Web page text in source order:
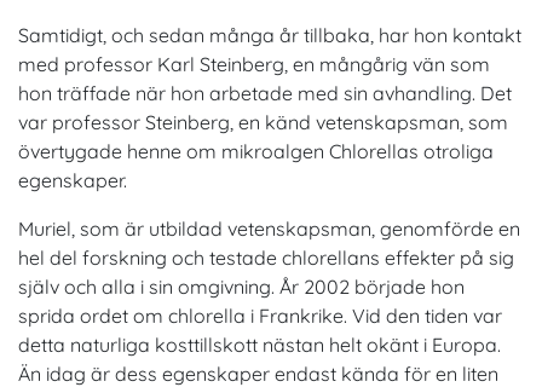
Samtidigt, och sedan många år tillbaka, har hon kontakt
med professor Karl Steinberg, en mångårig vän som
hon träffade när hon arbetade med sin avhandling. Det
var professor Steinberg, en känd vetenskapsman, som
övertygade henne om mikroalgen Chlorellas otroliga
egenskaper.
Muriel, som är utbildad vetenskapsman, genomförde en
hel del forskning och testade chlorellans effekter på sig
själv och alla i sin omgivning. År 2002 började hon
sprida ordet om chlorella i Frankrike. Vid den tiden var
detta naturliga kosttillskott nästan helt okänt i Europa.
Än idag är dess egenskaper endast kända för en liten